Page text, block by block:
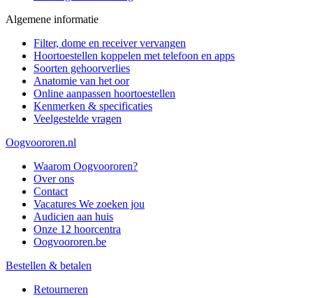
Algemene informatie
Filter, dome en receiver vervangen
Hoortoestellen koppelen met telefoon en apps
Soorten gehoorverlies
Anatomie van het oor
Online aanpassen hoortoestellen
Kenmerken & specificaties
Veelgestelde vragen
Oogvoororen.nl
Waarom Oogvoororen?
Over ons
Contact
Vacatures We zoeken jou
Audicien aan huis
Onze 12 hoorcentra
Oogvoororen.be
Bestellen & betalen
Retourneren